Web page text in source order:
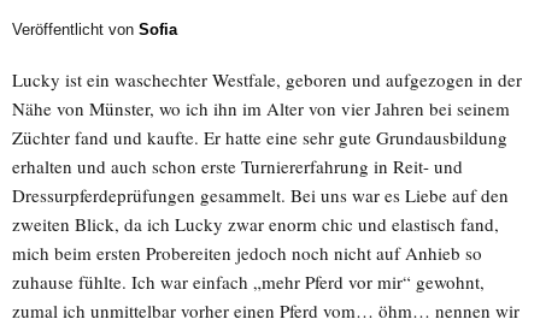
Veröffentlicht von Sofia
Lucky ist ein waschechter Westfale, geboren und aufgezogen in der
Nähe von Münster, wo ich ihn im Alter von vier Jahren bei seinem
Züchter fand und kaufte. Er hatte eine sehr gute Grundausbildung
erhalten und auch schon erste Turniererfahrung in Reit- und
Dressurpferdeprüfungen gesammelt. Bei uns war es Liebe auf den
zweiten Blick, da ich Lucky zwar enorm chic und elastisch fand,
mich beim ersten Probereiten jedoch noch nicht auf Anhieb so
zuhause fühlte. Ich war einfach „mehr Pferd vor mir“ gewohnt,
zumal ich unmittelbar vorher einen Pferd vom… öhm… nennen wir